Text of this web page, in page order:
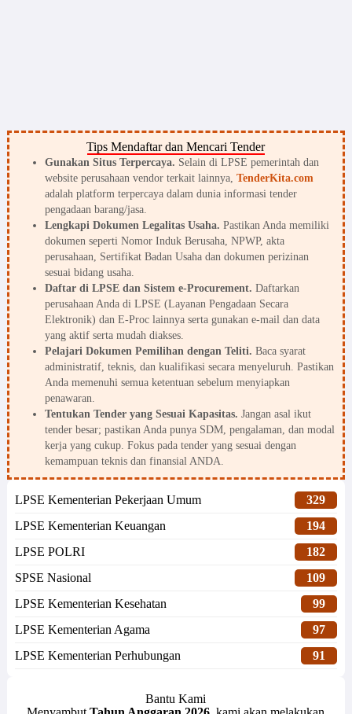
Tips Mendaftar dan Mencari Tender
Gunakan Situs Terpercaya. Selain di LPSE pemerintah dan
website perusahaan vendor terkait lainnya, TenderKita.com
adalah platform terpercaya dalam dunia informasi tender
pengadaan barang/jasa.
Lengkapi Dokumen Legalitas Usaha. Pastikan Anda memiliki
dokumen seperti Nomor Induk Berusaha, NPWP, akta
perusahaan, Sertifikat Badan Usaha dan dokumen perizinan
sesuai bidang usaha.
Daftar di LPSE dan Sistem e-Procurement. Daftarkan
perusahaan Anda di LPSE (Layanan Pengadaan Secara
Elektronik) dan E-Proc lainnya serta gunakan e-mail dan data
yang aktif serta mudah diakses.
Pelajari Dokumen Pemilihan dengan Teliti. Baca syarat
administratif, teknis, dan kualifikasi secara menyeluruh. Pastikan
Anda memenuhi semua ketentuan sebelum menyiapkan
penawaran.
Tentukan Tender yang Sesuai Kapasitas. Jangan asal ikut
tender besar; pastikan Anda punya SDM, pengalaman, dan modal
kerja yang cukup. Fokus pada tender yang sesuai dengan
kemampuan teknis dan finansial ANDA.
LPSE Kementerian Pekerjaan Umum
329
LPSE Kementerian Keuangan
194
LPSE POLRI
182
SPSE Nasional
109
LPSE Kementerian Kesehatan
99
LPSE Kementerian Agama
97
LPSE Kementerian Perhubungan
91
Bantu Kami